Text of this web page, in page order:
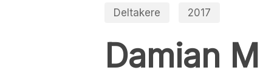
Deltakere 2017
Damian